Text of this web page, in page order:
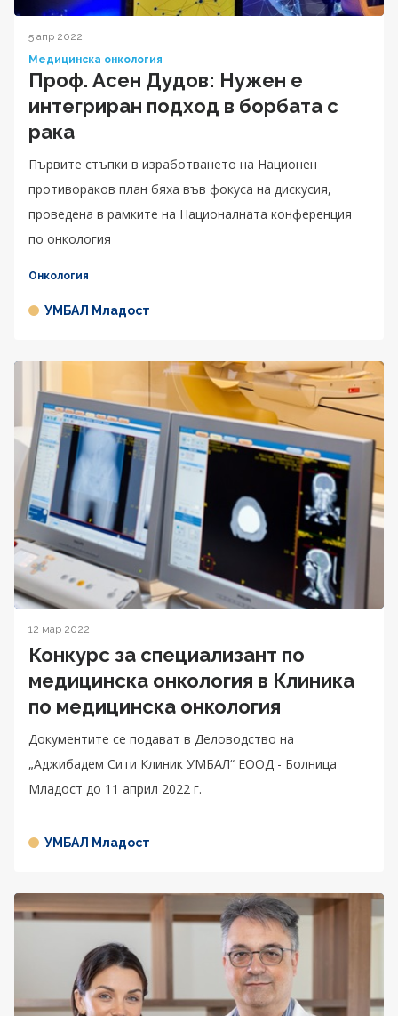
5 апр 2022
Медицинска онкология
Проф. Асен Дудов: Нужен е
интегриран подход в борбата с
рака
Първите стъпки в изработването на Национен
противораков план бяха във фокуса на дискусия,
проведена в рамките на Националната конференция
по онкология
Онкология
УМБАЛ Младост
12 мар 2022
Конкурс за специализант по
медицинска онкология в Клиника
по медицинска онкология
Документите се подават в Деловодство на
„Аджибадем Сити Клиник УМБАЛ“ ЕООД - Болница
Младост до 11 април 2022 г.
УМБАЛ Младост